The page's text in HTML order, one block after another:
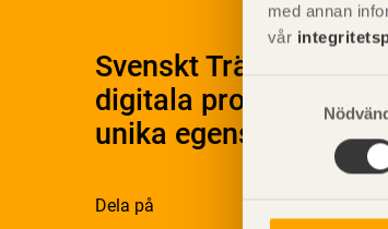
med annan
vår
Svenskt Träs
digitala
unika egenskaper.
Dela på